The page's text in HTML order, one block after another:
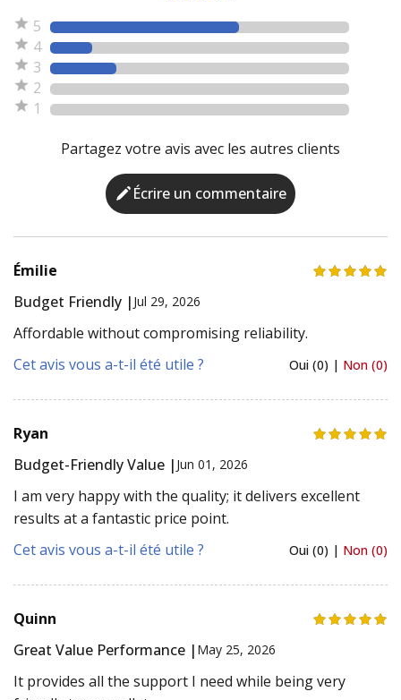
5
4
3
2
1
Partagez votre avis avec les autres clients
Écrire un commentaire
Émilie
Budget Friendly | Jul 29, 2026
Affordable without compromising reliability.
Cet avis vous a-t-il été utile ?
Oui (0) | Non (0)
Ryan
Budget-Friendly Value | Jun 01, 2026
I am very happy with the quality; it delivers excellent
results at a fantastic price point.
Cet avis vous a-t-il été utile ?
Oui (0) | Non (0)
Quinn
Great Value Performance | May 25, 2026
It provides all the support I need while being very